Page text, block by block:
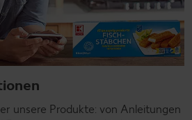
unsere Produkte: von Anleitungen